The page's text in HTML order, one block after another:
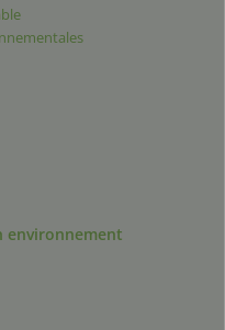
environnement